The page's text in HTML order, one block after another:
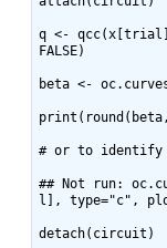
q <-
FALSE)
beta <-
# or to identify
## Not run:
l], type="c",
detach(circuit)